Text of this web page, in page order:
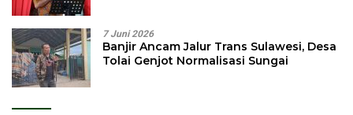
7 Juni 2026
Banjir Ancam Jalur Trans Sulawesi, Desa
Tolai Genjot Normalisasi Sungai